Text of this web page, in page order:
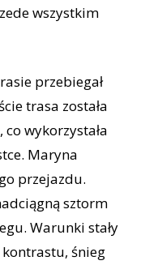
wszystkim
przebiegał
trasa została
wykorzystała
Maryna
przejazdu.
sztorm
Warunki stały
kontrastu, śnieg